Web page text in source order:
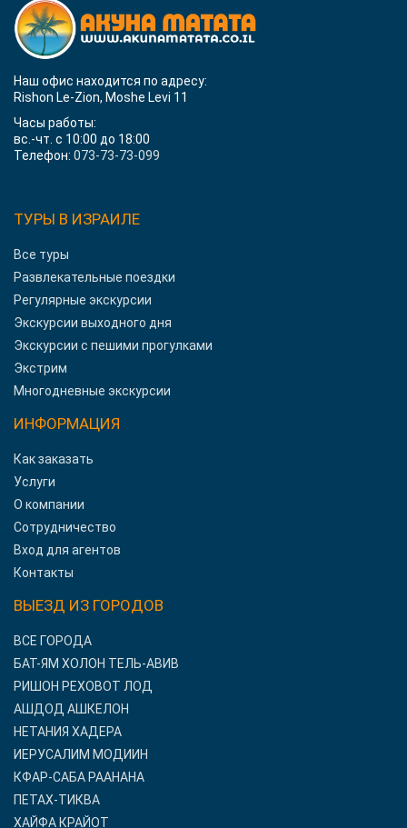
Наш офис находится по адресу:
Rishon Le-Zion, Moshe Levi 11
Часы работы:
вс.-чт. с 10:00 до 18:00
Телефон: 073-73-73-099
ТУРЫ В ИЗРАИЛЕ
Все туры
Развлекательные поездки
Регулярные экскурсии
Экскурсии выходного дня
Экскурсии с пешими прогулками
Экстрим
Многодневные экскурсии
ИНФОРМАЦИЯ
Как заказать
Услуги
О компании
Сотрудничество
Вход для агентов
Контакты
ВЫЕЗД ИЗ ГОРОДОВ
ВСЕ ГОРОДА
БАТ-ЯМ ХОЛОН ТЕЛЬ-АВИВ
РИШОН РЕХОВОТ ЛОД
АШДОД АШКЕЛОН
НЕТАНИЯ ХАДЕРА
ИЕРУСАЛИМ МОДИИН
КФАР-САБА РААНАНА
ПЕТАХ-ТИКВА
ХАЙФА КРАЙОТ